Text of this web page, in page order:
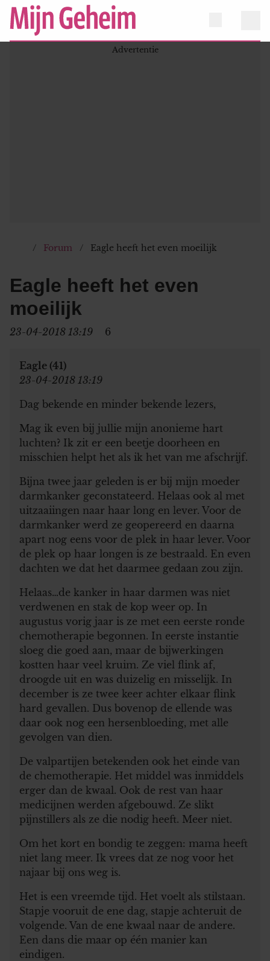
Forum Eagle heeft het even moeilijk
Eagle heeft het even
moeilijk
23-04-2018 13:19 6
Eagle (41)
23-04-2018 13:19
Dag bekende en minder bekende lezers,
Mag ik even bij jullie mijn anonieme hart
luchten? Ik zit er een beetje doorheen en
misschien helpt het als ik het van me afschrijf.
Bijna twee jaar geleden is er bij mijn moeder
darmkanker geconstateerd. Helaas ook al met
uitzaaiingen naar haar long en lever. Voor de
darmkanker werd ze geopereerd en daarna
apart nog eens voor de plek in haar lever. Voor
de plek op haar longen is ze bestraald. En even
dachten we dat het daarmee gedaan zou zijn.
Helaas…de kanker in haar darmen was niet
verdwenen en stak de kop weer op. In
augustus vorig jaar is ze met een eerste ronde
chemotherapie begonnen. In eerste instantie
sloeg die goed aan, maar de bijwerkingen
kostten haar veel kruim. Ze viel flink af,
droogde uit en was duizelig en misselijk. In
december is ze twee keer achter elkaar flink
hard gevallen. Dus bovenop de ellende was
daar ook nog een hersenbloeding, met alle
gevolgen van dien.
De valpartijen betekenden ook het einde van
de chemotherapie. Het middel was inmiddels
erger dan de kwaal. Ook de rest van haar
medicijnen werden afgebouwd. Ze slikt
pijnstillers als ze die nodig heeft. Meer niet.
Om het kort en bondig te zeggen: mama heeft
niet lang meer. Ik vrees dat ze nog voor het
najaar bij ons weg is.
Het is een vreemde tijd. Het voelt als stilstaan.
Stapje vooruit de ene dag, stapje achteruit de
volgende. Van de ene kwaal naar de andere.
Een dans die maar op één manier kan
eindigen.